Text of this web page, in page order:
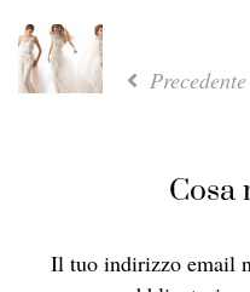
Precedente
Cosa
Il tuo indirizzo email